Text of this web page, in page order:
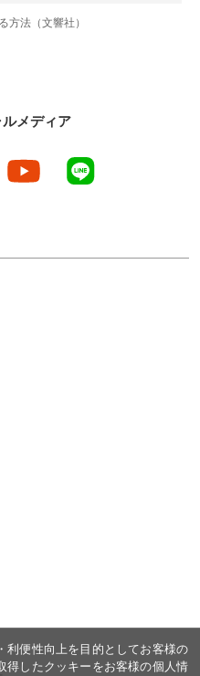
方法（文響社）
メディア
instagram youtube
利便性向上を目的としてお客様の
得したクッキーをお客様の個人情